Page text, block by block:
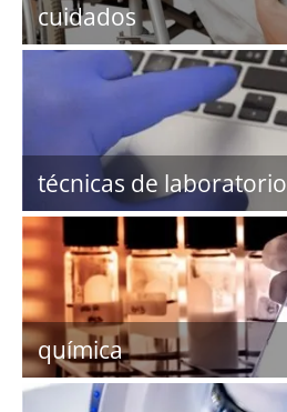
cuidados
técnicas de laboratorio
química